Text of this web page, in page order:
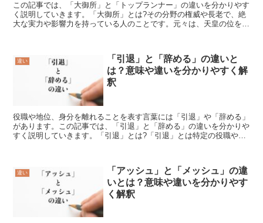
この記事では、「大御所」と「トップランナー」の違いを分かりやす
く説明していきます。「大御所」とは?その分野の権威や長老で、絶
大な実力や影響力を持っている人のことです。元々は、天皇の位を退
違い
「引退」と「辞める」の違いと
は？意味や違いを分かりやすく解
釈
役職や地位、身分を離れることを表す言葉には「引退」や「辞める」
があります。この記事では、「引退」と「辞める」の違いを分かりや
すく説明していきます。「引退」とは?「引退」とは特定の役職や地
違い
「アッシュ」と「メッシュ」の違
いとは？意味や違いを分かりやす
く解釈